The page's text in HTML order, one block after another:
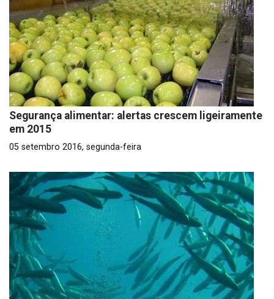
Segurança alimentar: alertas crescem ligeiramente
em 2015
05 setembro 2016, segunda-feira